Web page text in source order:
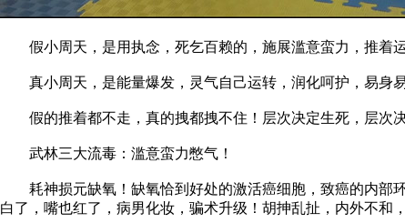
假小周天，是用执念，死乞百赖的，施展滥意蛮力，推着运
真小周天，是能量爆发，灵气自己运转，润化呵护，易身易
假的推着都不走，真的拽都拽不住！层次决定生死，层次
武林三大流毒：滥意蛮力憋气！
耗神损元缺氧！缺氧恰到好处的激活癌细胞，致癌的内部环
白了，嘴也红了，病男化妆，骗术升级！胡抻乱扯，内外不和